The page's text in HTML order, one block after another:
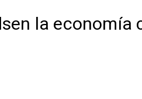
la economía